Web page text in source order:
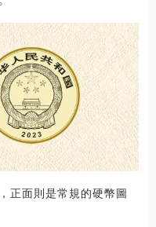
正面則是常規的硬幣圖